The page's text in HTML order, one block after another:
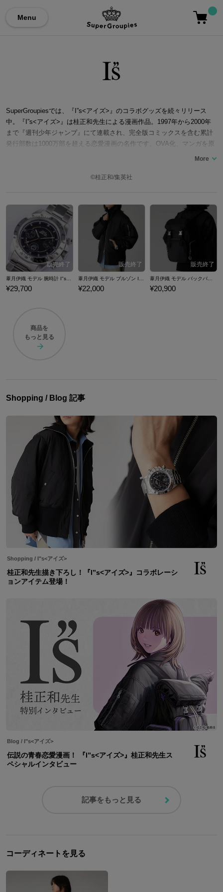
Menu
SuperGroupiesでは、『I”s<アイズ>』のコラボグッズを続々リリース
中。『I”s<アイズ>』は桂正和先生による漫画作品。1997年から2000年
まで『週刊少年ジャンプ』にて連載され、完全版コミックスを含む累計
発行部数は1000万部を超える恋愛漫画の名作です。OVA化、マンガを原
作とした実写ドラマ化も展開。実写ドラマでは「葦月伊織（よしづきい
たか）」が同じクラスの美少女「葦月伊織」に心惹かれながらも、「秋
エッチでドキドキが止まらないストーリー。ここでは、『I”s<アイズ>』
コラボの腕時計やバッグ、アウターなどの洋服類等『I”s<アイズ>』コラ
ボファッションアイテムをご紹介いたします。
©桂正和/集英社
¥29,700 ¥22,000 ¥20,900
商品を
もっと見る
Shopping / Blog 記事
Shopping / I"s<アイズ>
桂正和先生描き下ろし！『I”s<アイズ>』コラボレーシ
ョンアイテム登場！
Blog / I"s<アイズ>
伝説の青春恋愛漫画！ 『I”s<アイズ>』桂正和先生ス
ペシャルインタビュー
記事をもっと見る
コーディネートを見る